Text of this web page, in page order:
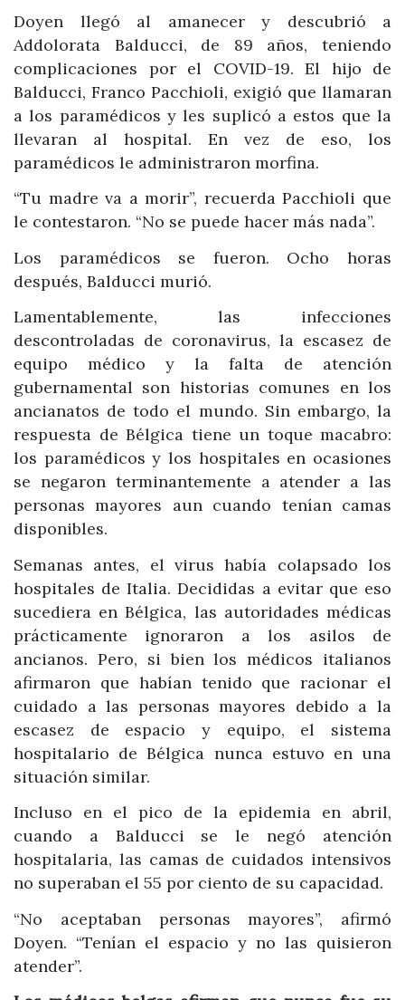
Doyen llegó al amanecer y descubrió a
Addolorata Balducci, de 89 años, teniendo
complicaciones por el COVID-19. El hijo de
Balducci, Franco Pacchioli, exigió que llamaran
a los paramédicos y les suplicó a estos que la
llevaran al hospital. En vez de eso, los
paramédicos le administraron morfina.
“Tu madre va a morir”, recuerda Pacchioli que
le contestaron. “No se puede hacer más nada”.
Los paramédicos se fueron. Ocho horas
después, Balducci murió.
Lamentablemente, las infecciones
descontroladas de coronavirus, la escasez de
equipo médico y la falta de atención
gubernamental son historias comunes en los
ancianatos de todo el mundo. Sin embargo, la
respuesta de Bélgica tiene un toque macabro:
los paramédicos y los hospitales en ocasiones
se negaron terminantemente a atender a las
personas mayores aun cuando tenían camas
disponibles.
Semanas antes, el virus había colapsado los
hospitales de Italia. Decididas a evitar que eso
sucediera en Bélgica, las autoridades médicas
prácticamente ignoraron a los asilos de
ancianos. Pero, si bien los médicos italianos
afirmaron que habían tenido que racionar el
cuidado a las personas mayores debido a la
escasez de espacio y equipo, el sistema
hospitalario de Bélgica nunca estuvo en una
situación similar.
Incluso en el pico de la epidemia en abril,
cuando a Balducci se le negó atención
hospitalaria, las camas de cuidados intensivos
no superaban el 55 por ciento de su capacidad.
“No aceptaban personas mayores”, afirmó
Doyen. “Tenían el espacio y no las quisieron
atender”.